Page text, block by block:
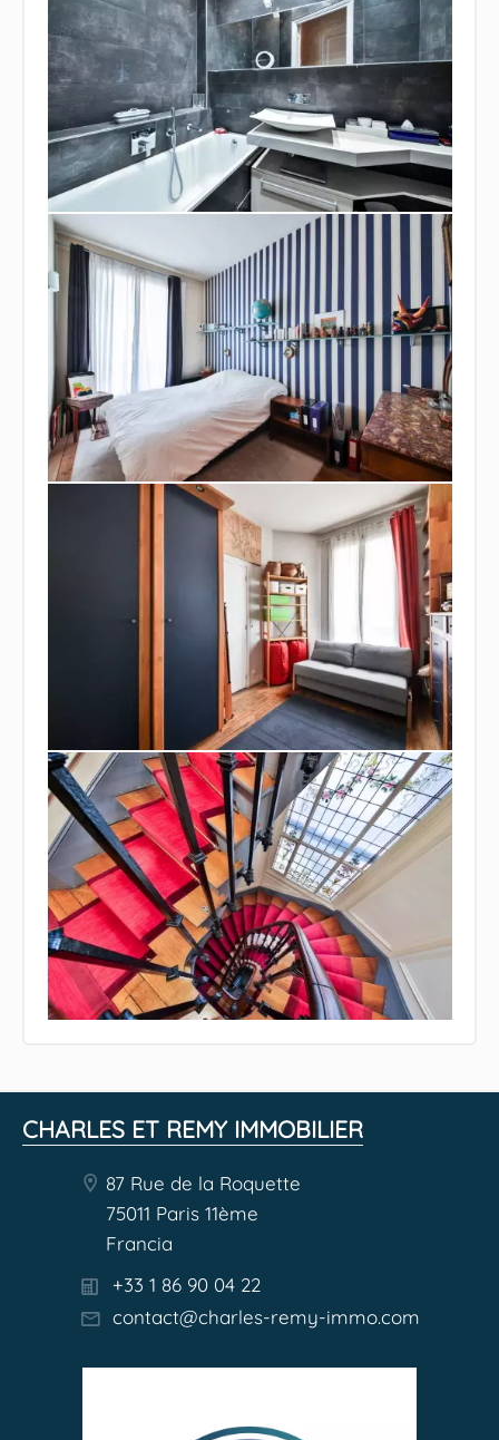
CHARLES ET REMY IMMOBILIER
87 Rue de la Roquette
75011 Paris 11ème
Francia
+33 1 86 90 04 22
contact@charles-remy-immo.com